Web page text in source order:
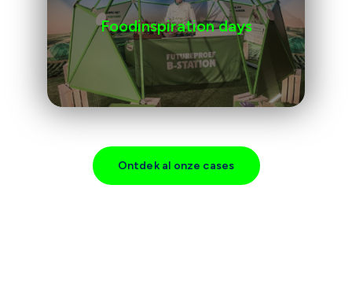
Foodinspiration days
Ontdek al onze cases